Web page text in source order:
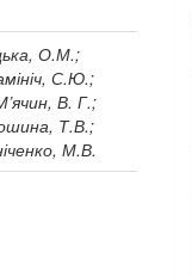
О.М.;
С.Ю.;
В. Г.;
Т.В.;
М.В.